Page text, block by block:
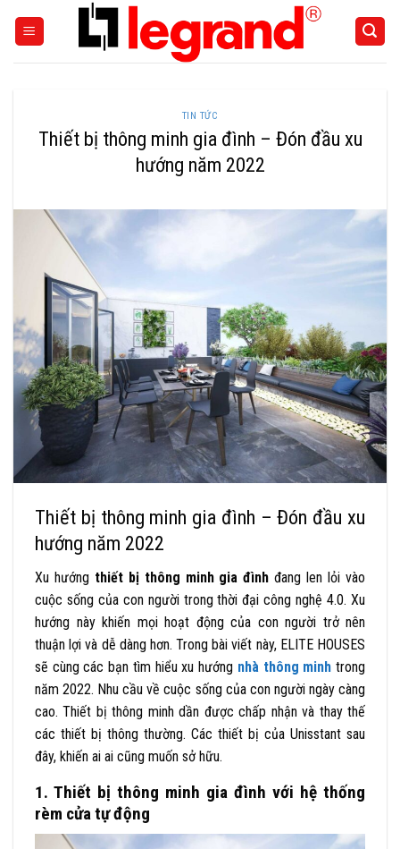
TIN TỨC
Thiết bị thông minh gia đình – Đón đầu xu
hướng năm 2022
Thiết bị thông minh gia đình – Đón đầu xu
hướng năm 2022
Xu hướng thiết bị thông minh gia đình đang len lỏi vào
cuộc sống của con người trong thời đại công nghệ 4.0. Xu
hướng này khiến mọi hoạt động của con người trở nên
thuận lợi và dễ dàng hơn. Trong bài viết này, ELITE HOUSES
sẽ cùng các bạn tìm hiểu xu hướng nhà thông minh trong
năm 2022. Nhu cầu về cuộc sống của con người ngày càng
cao.Thiết bị thông minhdần được chấp nhận và thay thế
các thiết bị thông thường. Các thiết bị của Unisstant sau
đây, khiến ai ai cũng muốn sở hữu.
1. Thiết bị thông minh gia đình với hệ thống
rèm cửa tự động